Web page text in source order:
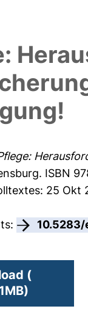
ISBN
25 Okt
(